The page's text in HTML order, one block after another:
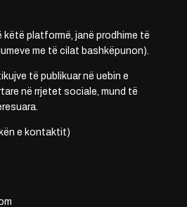
këtë platformë, janë prodhime të
me të cilat bashkëpunon).
të publikuar në uebin e
në rrjetet sociale, mund të
e kontaktit)